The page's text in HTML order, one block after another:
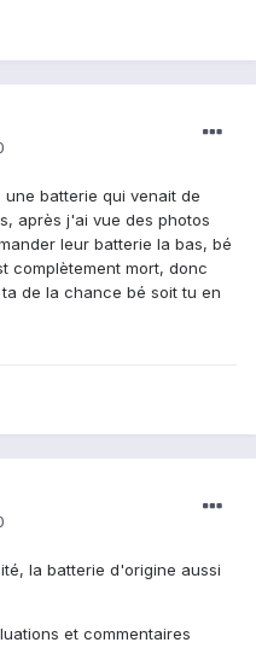
une batterie qui venait de
après j'ai vue des photos
leur batterie la bas, bé
complètement mort, donc
de la chance bé soit tu en
la batterie d'origine aussi
et commentaires